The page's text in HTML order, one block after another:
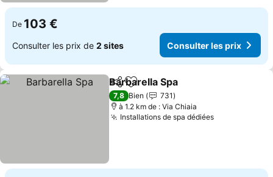
De 103 €
Consulter les prix de 2 sites Consulter les prix
PartagerAjouter à mes favoris
Barbarella Spa
7,8 Bien
731
à 1.2 km de : Via Chiaia
Installations de spa dédiéesConsulter